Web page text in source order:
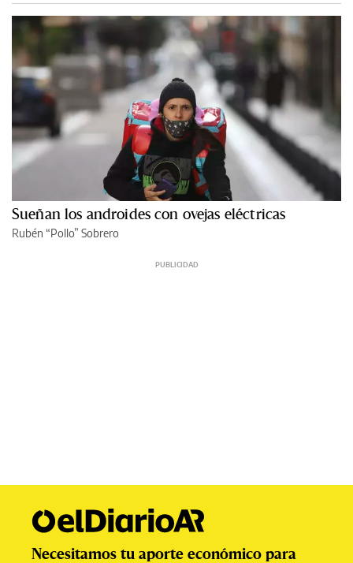
Sueñan los androides con ovejas eléctricas
Rubén “Pollo” Sobrero
Necesitamos tu aporte económico para